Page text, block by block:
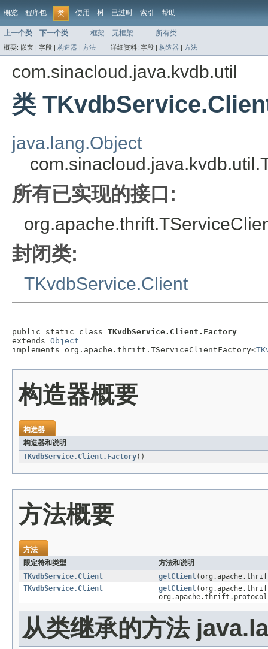
概览 程序包 类 使用 树 已过时 索引 帮助
上一个类 下一个类 框架 无框架 所有类
概要: 嵌套 | 字段 | 构造器 | 方法 详细资料: 字段 | 构造器 | 方法
com.sinacloud.java.kvdb.util
类
java.lang.Object
所有已实现的接口:
封闭类:
TKvdbService.Client
public static class TKvdbService.Client.Factory
extends Object
implements org.apache.thrift.TServiceClientFactory<
构造器概要
构造器
构造器和说明
TKvdbService.Client.Factory()
方法概要
方法
限定符和类型
方法和说明
TKvdbService.Client
getClient
TKvdbService.Client
getClient
从类继承的方法